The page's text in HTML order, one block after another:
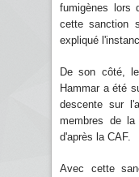
fumigènes lors
cette sanction
expliqué
De son côté,
Hammar a été
descente sur
membres de la
d'après la CAF.
Avec cette